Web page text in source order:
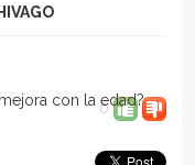
con la edad?
0